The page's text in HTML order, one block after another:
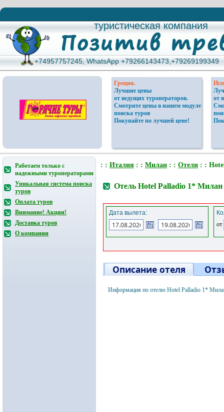
туристическая компания
туристическая компания
+74957757245, WhatsApp +79266143473,+79269199349
+74957757245, WhatsApp +79266143473,+79269199349
Греция.
Лучшие цены
от ведущих туроператоров.
Смотрите цены в нашем модуле
поиска туров
Покупайте по лучшей цене!
от
Работаем только с
надежными туроператорами
Уникальная система поиска
туров
Оплата туров
Внимание! Акции!
Доставка туров
О компании
: : Италия : : Милан : : Отели : :
Отель Hotel Palladio 1*
Дата вылета:
от
Описание отеля
Информация по отелю Hotel Palladio 1*